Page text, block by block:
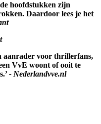
hoofdstukken zijn
Daardoor lees je het
aanrader voor thrillerfans,
VvE woont of ooit te
- Nederlandvve.nl